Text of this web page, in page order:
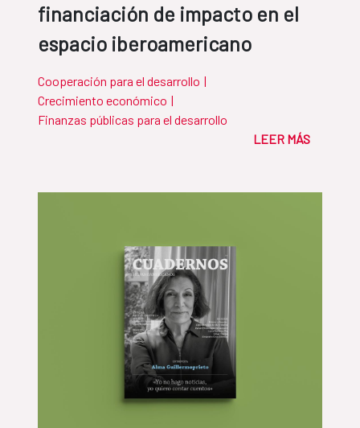
financiación de impacto en el
espacio iberoamericano
Cooperación para el desarrollo |
Crecimiento económico |
Finanzas públicas para el desarrollo
LEER MÁS